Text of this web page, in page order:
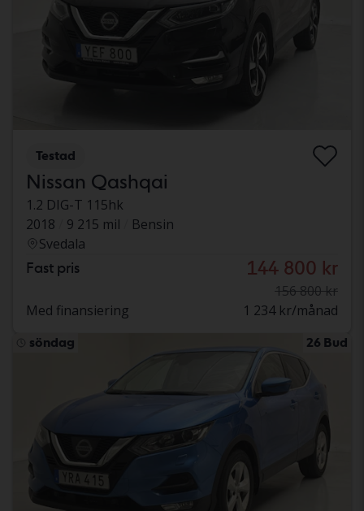
Testad
Nissan Qashqai
1.2 DIG-T 115hk
2018
9 215 mil
Bensin
Svedala
Fast pris 144 800 kr
156 800 kr
Med finansiering
1 234 kr/månad
söndag 26 Bud